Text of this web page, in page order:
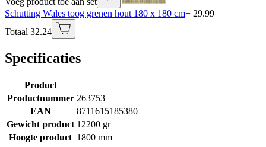
Schutting Wales toog grenen hout 180 x 180 cm+ 29.99
Totaal 32.24
Specificaties
Product
Productnummer 263753
EAN
8711615185380
Gewicht product 12200 gr
Hoogte product 1800 mm